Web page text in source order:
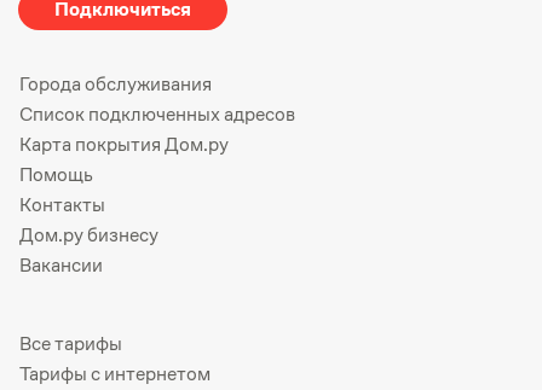
Подключиться
Города обслуживания
Список подключенных адресов
Карта покрытия Дом.ру
Помощь
Контакты
Дом.ру бизнесу
Вакансии
Все тарифы
Тарифы с интернетом